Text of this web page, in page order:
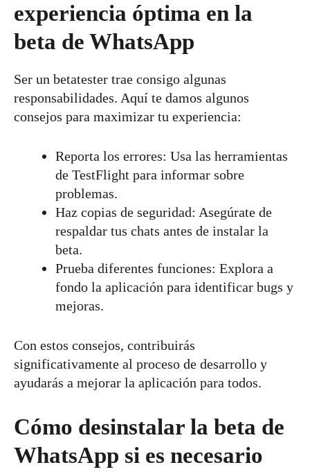
experiencia óptima en la
beta de WhatsApp
Ser un betatester trae consigo algunas
responsabilidades. Aquí te damos algunos
consejos para maximizar tu experiencia:
Reporta los errores: Usa las herramientas
de TestFlight para informar sobre
problemas.
Haz copias de seguridad: Asegúrate de
respaldar tus chats antes de instalar la
beta.
Prueba diferentes funciones: Explora a
fondo la aplicación para identificar bugs y
mejoras.
Con estos consejos, contribuirás
significativamente al proceso de desarrollo y
ayudarás a mejorar la aplicación para todos.
Cómo desinstalar la beta de
WhatsApp si es necesario